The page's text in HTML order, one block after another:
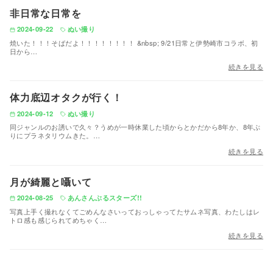
非日常な日常を
2024-09-22
ぬい撮り
焼いた！！！そばだよ！！！！！！！！ &nbsp; 9/21日常と伊勢崎市コラボ、初
日から…
続きを見る
体力底辺オタクが行く！
2024-09-12
ぬい撮り
同ジャンルのお誘いで久々？うめが一時休業した頃からとかだから8年か、8年ぶ
りにプラネタリウムきた。…
続きを見る
月が綺麗と囁いて
2024-08-25
あんさんぶるスターズ!!
写真上手く撮れなくてごめんなさいっておっしゃってたサムネ写真、わたしはレ
トロ感も感じられてめちゃく…
続きを見る